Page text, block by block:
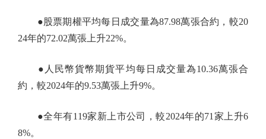
●股票期權平均每日成交量為87.98萬張合約，較20
24年的72.02萬張上升22%。
●人民幣貨幣期貨平均每日成交量為10.36萬張合
約，較2024年的9.53萬張上升9%。
●全年有119家新上市公司，較2024年的71家上升6
8%。